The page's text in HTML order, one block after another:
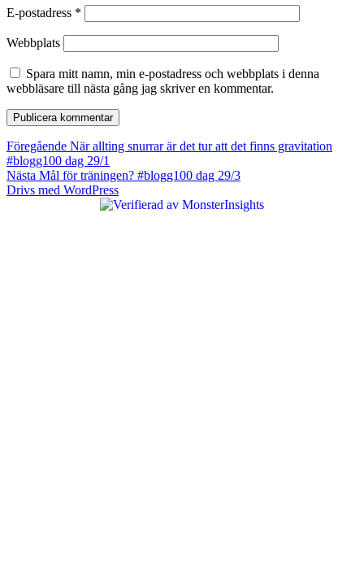
E-postadress *
Webbplats
Spara mitt namn, min e-postadress och webbplats i denna
webbläsare till nästa gång jag skriver en kommentar.
Inläggsnavigering
Föregående Föregående
inlägg:
När allting snurrar är det tur att det finns gravitation
#blogg100 dag 29/1
Nästa Nästa
inlägg:
Mål för träningen? #blogg100 dag 29/3
Drivs med WordPress